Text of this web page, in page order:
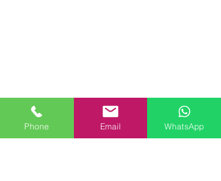
Phone Email WhatsApp